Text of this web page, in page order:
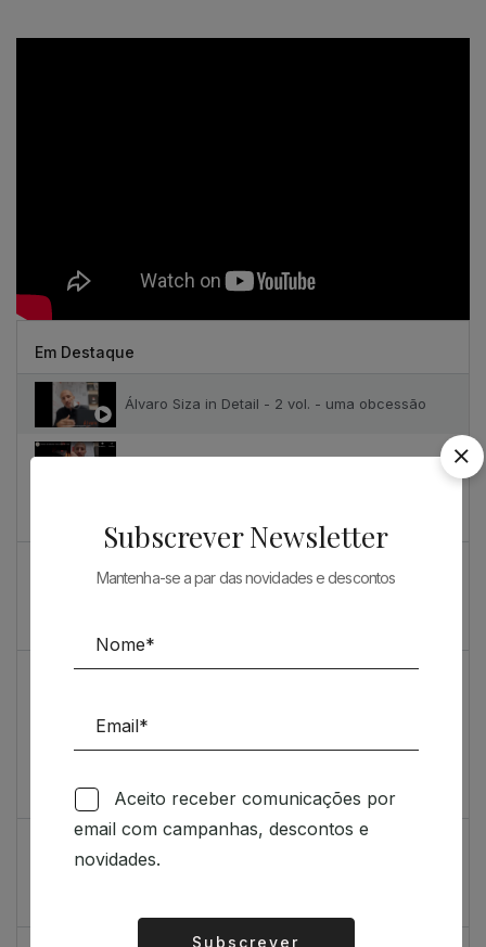
Em Destaque
Álvaro Siza in Detail - 2 vol. - uma obcessão
O máximo rigor
PRENDA ESPECIAL PARA ARQUITECTOS 2023
Feedback
Índice de satisfação inédito
Subscrever Newsletter
Mantenha-se a par das novidades e descontos
Aceito receber comunicações por
email com campanhas, descontos e
novidades.
Subscrever